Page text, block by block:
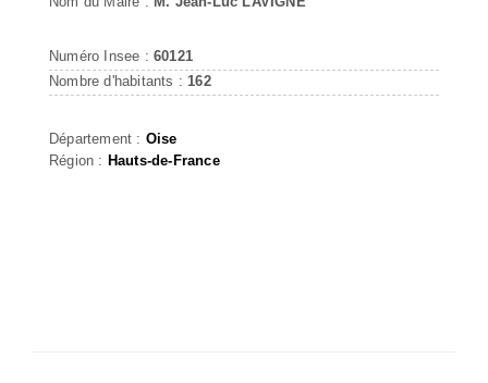
Numéro Insee : 60121
Nombre d'habitants : 162
Département : Oise
Région : Hauts-de-France